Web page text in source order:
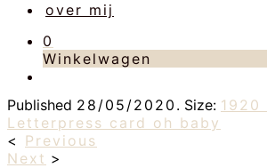
over mij
0
Winkelwagen
Published 28/05/2020 . Size: 1920
Letterpress card oh baby
< Previous
Next >